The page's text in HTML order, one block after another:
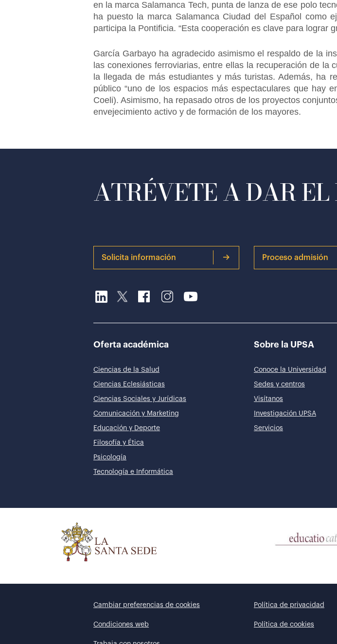
en la marca Salamanca Tech, punta de lanza de ese polo
ha puesto la marca Salamanca Ciudad del Español como
participa la Pontificia. “Esta cooperación es clave para lograr
García Garbayo ha agradecido asimismo el respaldo de la
las conexiones ferroviarias, entre ellas la recuperación de la
la llegada de más estudiantes y más turistas. Además, ha
público “uno de los espacios más espectaculares que hay
Coeli). Asimismo, ha repasado otros de los proyectos
envejecimiento activo y de formación de los mayores.
ATRÉVETE A DAR EL
Solicita información Proceso admisión
Oferta académica
Ciencias de la Salud
Ciencias Eclesiásticas
Ciencias Sociales y Jurídicas
Comunicación y Marketing
Educación y Deporte
Filosofía y Ética
Psicología
Tecnología e Informática
Sobre la UPSA
Conoce la Universidad
Sedes y centros
Visítanos
Investigación UPSA
Servicios
Cambiar preferencias de cookies Política de privacidad
Condiciones web Política de cookies